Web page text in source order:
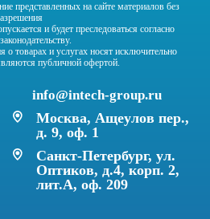
представленных на сайте материалов без
и будет преследоваться согласно
о товарах и услугах носят исключительно
публичной офертой.
info@intech-group.ru
Москва, Ащеулов пер.,
д. 9, оф. 1
Санкт-Петербург, ул.
Оптиков, д.4, корп. 2,
лит.А, оф. 209